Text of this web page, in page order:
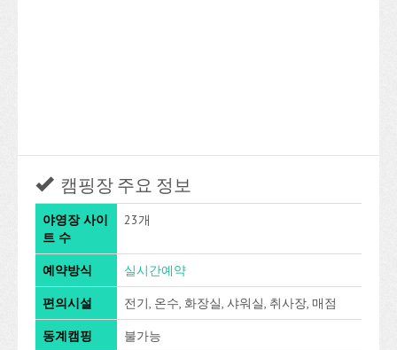
캠핑장 주요 정보
야영장 사이
트 수
23개
예약방식 실시간예약
편의시설 전기, 온수, 화장실, 샤워실, 취사장, 매점
동계캠핑 불가능